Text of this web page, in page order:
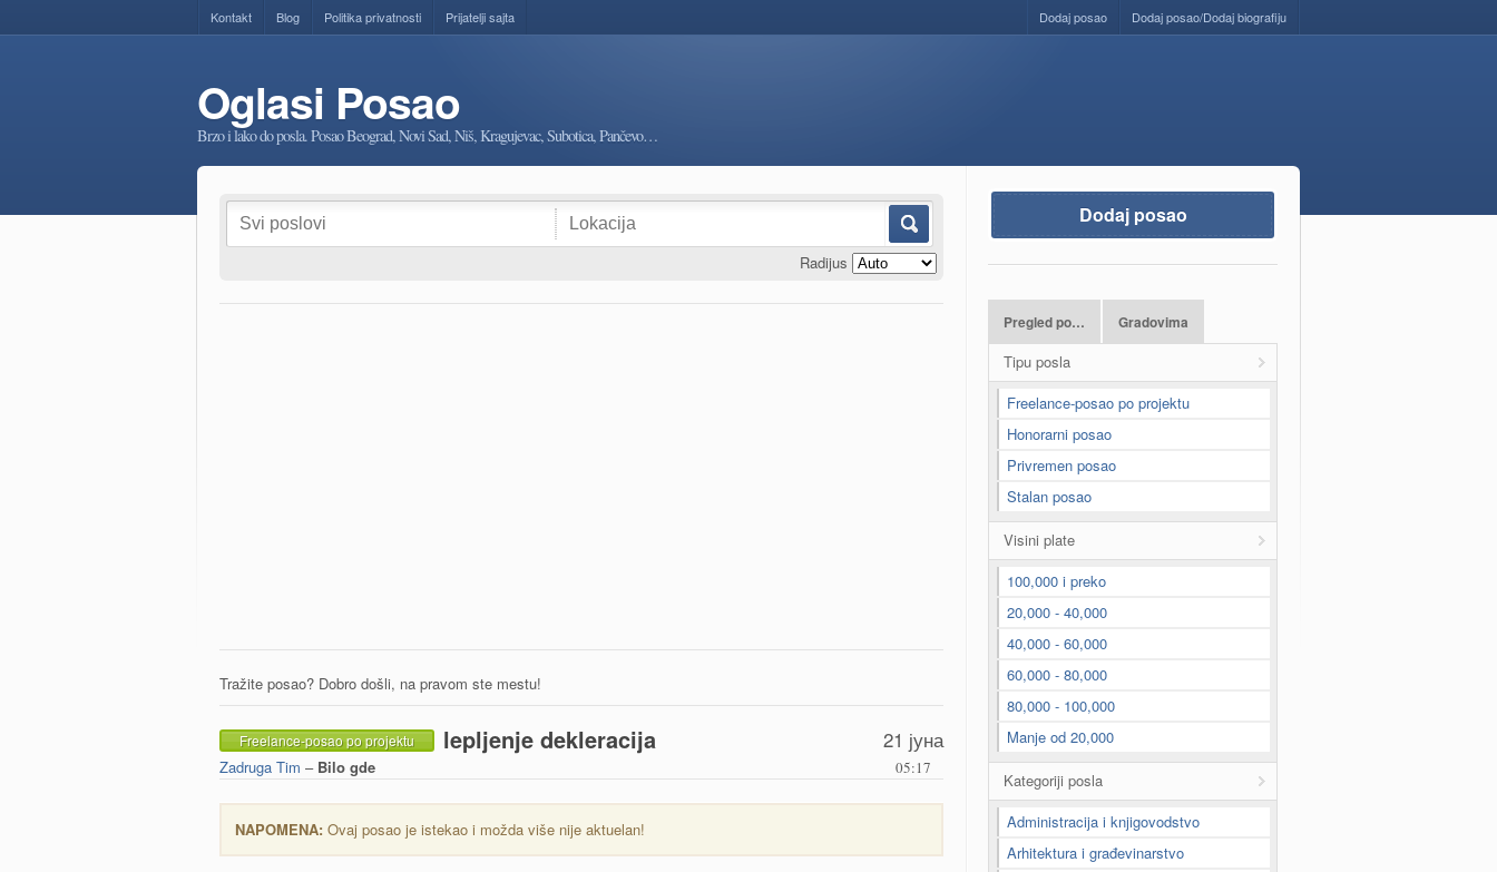
Kontakt Blog Politika privatnosti Prijatelji sajta Dodaj posao/Dodaj biografiju
Dodaj posao
Oglasi Posao
Brzo i lako do posla. Posao Beograd, Novi Sad, Niš, Kragujevac, Subotica, Pančevo…
Radijus
Tražite posao? Dobro došli, na pravom ste mestu!
21 јуна
05:17
Freelance-posao po projektu lepljenje dekleracija
Zadruga Tim – Bilo gde
NAPOMENA: Ovaj posao je istekao i možda više nije aktuelan!
Dodaj posao
Pregled po… Gradovima
Tipu posla
Freelance-posao po projektu
Honorarni posao
Privremen posao
Stalan posao
Visini plate
100,000 i preko
20,000 - 40,000
40,000 - 60,000
60,000 - 80,000
80,000 - 100,000
Manje od 20,000
Kategoriji posla
Administracija i knjigovodstvo
Arhitektura i građevinarstvo